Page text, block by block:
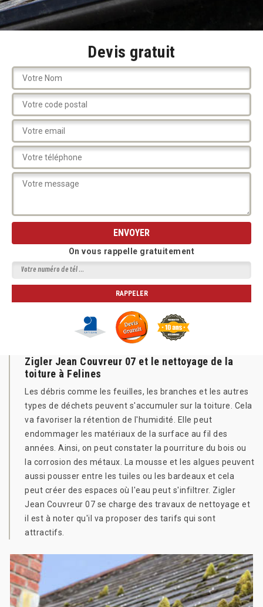
Devis gratuit
On vous rappelle gratuitement
Zigler Jean Couvreur 07 et le nettoyage de la
toiture à Felines
Les débris comme les feuilles, les branches et les autres
types de déchets peuvent s'accumuler sur la toiture. Cela
va favoriser la rétention de l'humidité. Elle peut
endommager les matériaux de la surface au fil des
années. Ainsi, on peut constater la pourriture du bois ou
la corrosion des métaux. La mousse et les algues peuvent
aussi pousser entre les tuiles ou les bardeaux et cela
peut créer des espaces où l'eau peut s'infiltrer. Zigler
Jean Couvreur 07 se charge des travaux de nettoyage et
il est à noter qu'il va proposer des tarifs qui sont
attractifs.